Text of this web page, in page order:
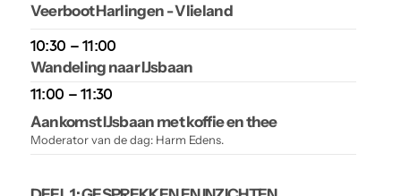
Veerboot Harlingen - Vlieland
10:30 – 11:00
Wandeling naar IJsbaan
11:00 – 11:30
Aankomst IJsbaan met koffie en thee
Moderator van de dag: Harm Edens.